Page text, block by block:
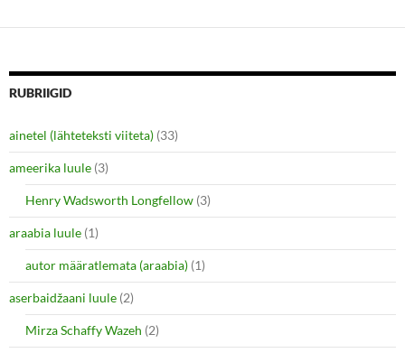
o d
RUBRIIGID
ainetel (lähteteksti viiteta) (33)
ameerika luule (3)
Henry Wadsworth Longfellow (3)
araabia luule (1)
autor määratlemata (araabia) (1)
aserbaidžaani luule (2)
Mirza Schaffy Wazeh (2)